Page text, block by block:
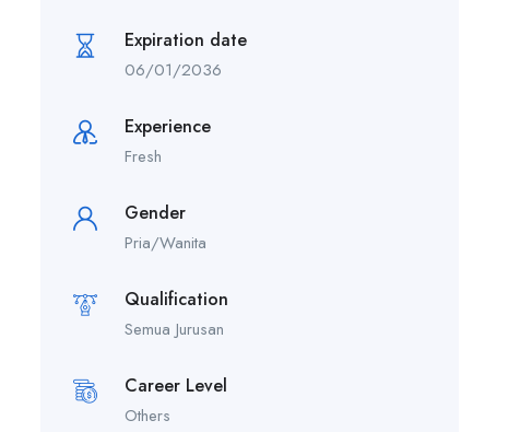
Expiration date
06/01/2036
Experience
Fresh
Gender
Pria/Wanita
Qualification
Semua Jurusan
Career Level
Others